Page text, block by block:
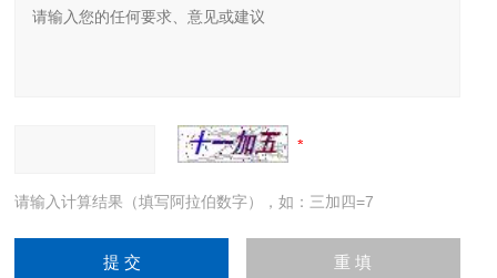
请输入计算结果（填写阿拉伯数字），如：三加四=7